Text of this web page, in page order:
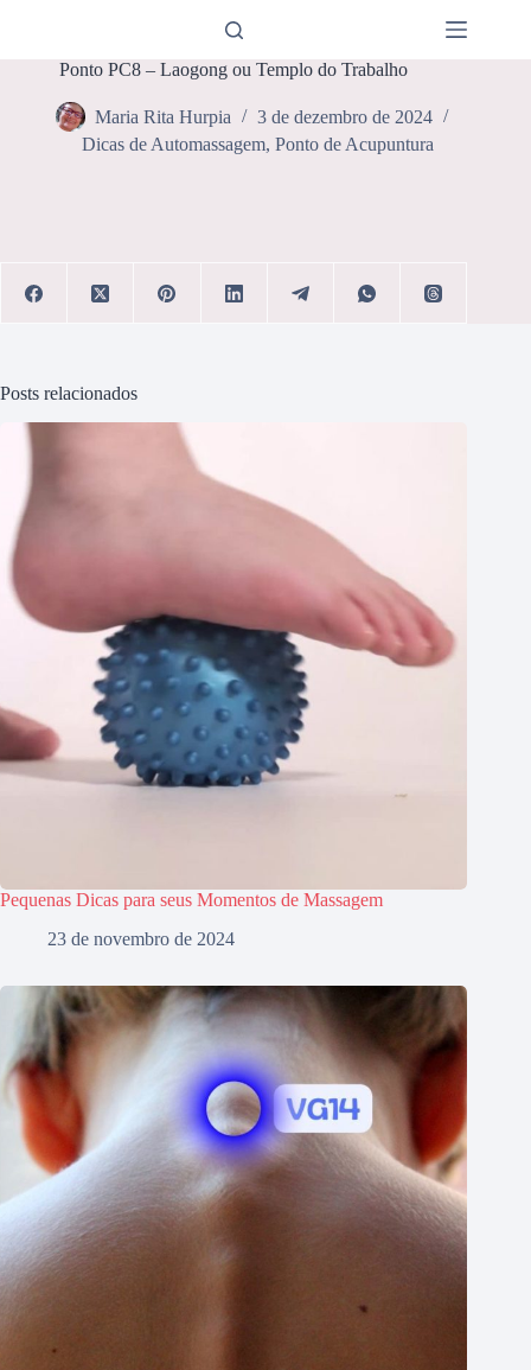
conteúdoPonto PC8 – Laogong ou Templo do Trabalho
Maria Rita Hurpia
3 de dezembro de 2024
Dicas de Automassagem, Ponto de Acupuntura
Posts relacionados
Pequenas Dicas para seus Momentos de Massagem
23 de novembro de 2024